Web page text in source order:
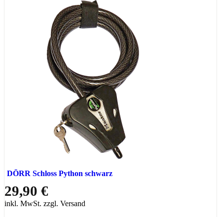
DÖRR Schloss Python schwarz
29,90 €
inkl. MwSt. zzgl. Versand